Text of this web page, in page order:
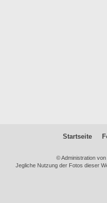
Startseite
© Administration
Jegliche Nutzung der Fotos dieser